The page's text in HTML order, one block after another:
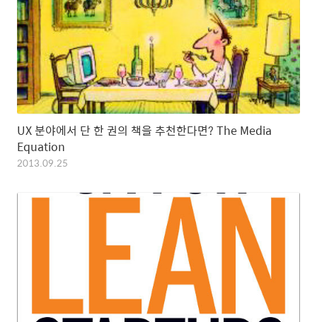
UX 분야에서 단 한 권의 책을 추천한다면? The Media
Equation
2013.09.25